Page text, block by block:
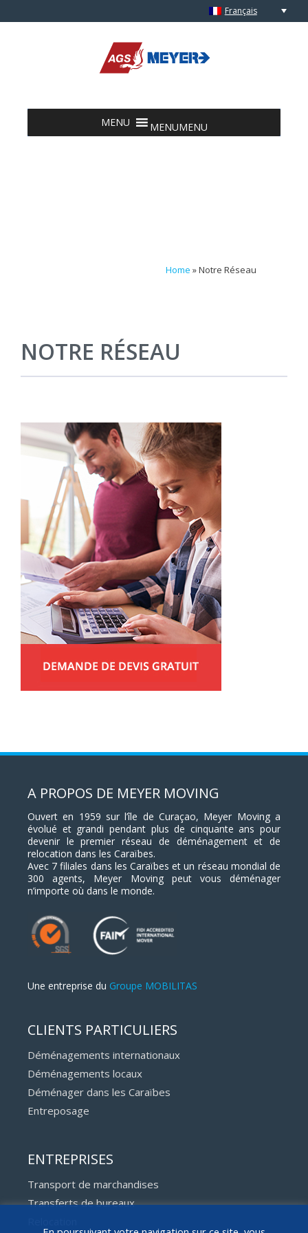
Français
MENUMENU
Home »Notre Réseau
NOTRE RÉSEAU
A PROPOS DE MEYER MOVING
Ouvert en 1959 sur l’île de Curaçao, Meyer Moving a
évolué et grandi pendant plus de cinquante ans pour
devenir le premier réseau de déménagement et de
relocation dans les Caraïbes.
Avec 7 filiales dans les Caraïbes et un réseau mondial de
300 agents, Meyer Moving peut vous déménager
n’importe où dans le monde.
Une entreprise du Groupe MOBILITAS
CLIENTS PARTICULIERS
Déménagements internationaux
Déménagements locaux
Déménager dans les Caraïbes
Entreposage
ENTREPRISES
Transport de marchandises
Transferts de bureaux